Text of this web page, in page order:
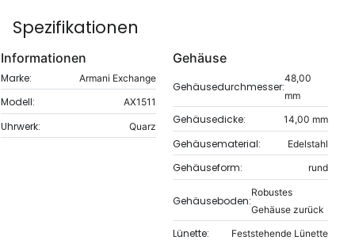
Spezifikationen
Informationen
Marke: Armani Exchange
Modell: AX1511
Uhrwerk: Quarz
Gehäuse
Gehäusedurchmesser:
48,00
mm
Gehäusedicke: 14,00 mm
Gehäusematerial: Edelstahl
Gehäuseform: rund
Gehäuseboden:
Robustes
Gehäuse zurück
Lünette: Feststehende Lünette